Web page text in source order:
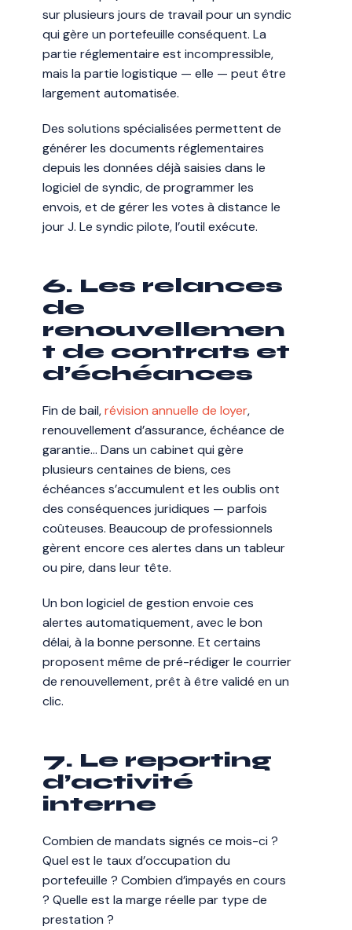
sur plusieurs jours de travail pour un syndic
qui gère un portefeuille conséquent. La
partie réglementaire est incompressible,
mais la partie logistique — elle — peut être
largement automatisée.
Des solutions spécialisées permettent de
générer les documents réglementaires
depuis les données déjà saisies dans le
logiciel de syndic, de programmer les
envois, et de gérer les votes à distance le
jour J. Le syndic pilote, l’outil exécute.
6. Les relances
de
renouvellemen
t de contrats et
d’échéances
Fin de bail,révision annuelle de loyer,
renouvellement d’assurance, échéance de
garantie… Dans un cabinet qui gère
plusieurs centaines de biens, ces
échéances s’accumulent et les oublis ont
des conséquences juridiques — parfois
coûteuses. Beaucoup de professionnels
gèrent encore ces alertes dans un tableur
ou pire, dans leur tête.
Un bon logiciel de gestion envoie ces
alertes automatiquement, avec le bon
délai, à la bonne personne. Et certains
proposent même de pré-rédiger le courrier
de renouvellement, prêt à être validé en un
clic.
7. Le reporting
d’activité
interne
Combien de mandats signés ce mois-ci ?
Quel est le taux d’occupation du
portefeuille ? Combien d’impayés en cours
? Quelle est la marge réelle par type de
prestation ?